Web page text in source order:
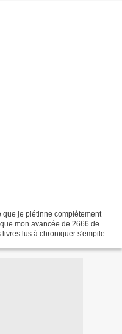
que je piétinne complètement
mon avancée de 2666 de
lus à chroniquer s'empilent